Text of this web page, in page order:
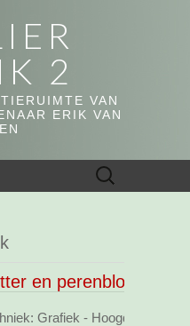
2
VAN
ERIK VAN
Zoeken
naar:
en perenbloesem
Grafiek - Hoogdruk,